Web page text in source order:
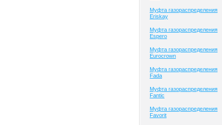
Муфта газораспределения
Eriskay
Муфта газораспределения
Espero
Муфта газораспределения
Eurocrown
Муфта газораспределения
Fada
Муфта газораспределения
Fantic
Муфта газораспределения
Favorit